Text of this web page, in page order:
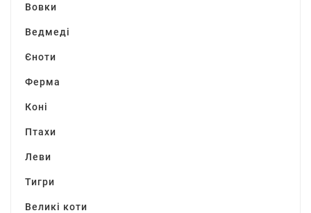
Вовки
Ведмеді
Єноти
Ферма
Коні
Птахи
Леви
Тигри
Великі коти